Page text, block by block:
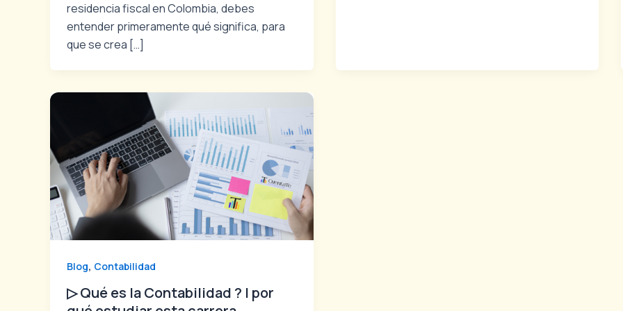
residencia fiscal en Colombia, debes
entender primeramente qué significa, para
que se crea […]
Blog, Contabilidad
▷ Qué es la Contabilidad ? | por